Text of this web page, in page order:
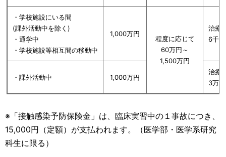
・学校施設にいる間
(課外活動中を除く)
・通学中
・学校施設等相互間の移動中
1,000万円
程度に応じて
60万円～
1,500万円
治療
6千
・課外活動中 1,000万円
治療
3万
※「接触感染予防保険金」は、臨床実習中の１事故につき、
15,000円（定額）が支払われます。（医学部・医学系研究
科生に限る）